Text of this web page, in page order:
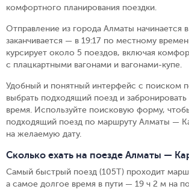
комфортного планирования поездки.
Отправление из города Алматы начинается
заканчивается — в 19:17 по местному
курсирует около 5 поездов, включая
с плацкартными вагонами и вагонами-купе.
Удобный и понятный интерфейс с поиском
выбрать подходящий поезд и
время. Используйте поисковую форму,
подходящий поезд по маршруту Алматы —
на желаемую дату.
Сколько ехать на поезде Алматы —
Самый быстрый поезд (105Т) проходит
а самое долгое время в пути — 19 ч 2 м на